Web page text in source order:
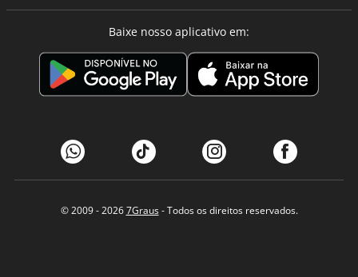
Baixe nosso aplicativo em:
© 2009 - 20267Graus- Todos os direitos reservados.